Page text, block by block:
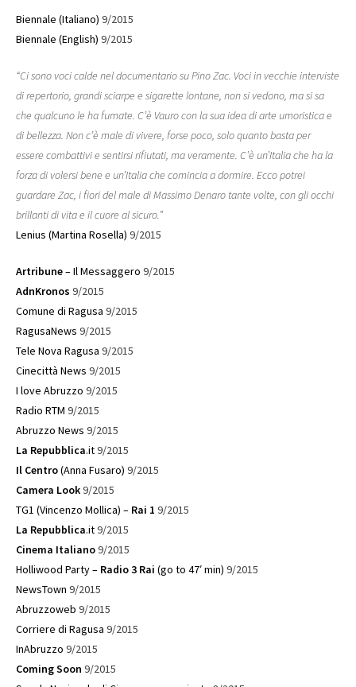
Biennale (Italiano) 9/2015
Biennale (English) 9/2015
“Ci sono voci calde nel documentario su Pino Zac. Voci in vecchie interviste
di repertorio, grandi sciarpe e sigarette lontane, non si vedono, ma si sa
che qualcuno le ha fumate. C’è Vauro con la sua idea di arte umoristica e
di bellezza. Non c’è male di vivere, forse poco, solo quanto basta per
essere combattivi e sentirsi rifiutati, ma veramente. C’è un’Italia che ha la
forza di volersi bene e un’Italia che comincia a dormire. Ecco potrei
guardare Zac, i fiori del male di Massimo Denaro tante volte, con gli occhi
brillanti di vita e il cuore al sicuro.”
Lenius (Martina Rosella) 9/2015
Artribune– Il Messaggero 9/2015
AdnKronos 9/2015
Comune di Ragusa 9/2015
RagusaNews 9/2015
Tele Nova Ragusa 9/2015
Cinecittà News 9/2015
I love Abruzzo 9/2015
Radio RTM 9/2015
Abruzzo News 9/2015
La Repubblica.it9/2015
Il Centro(Anna Fusaro) 9/2015
Camera Look9/2015
TG1 (Vincenzo Mollica) – Rai 1 9/2015
La Repubblica.it9/2015
Cinema Italiano9/2015
Holliwood Party – Radio 3 Rai (go to 47′ min) 9/2015
NewsTown 9/2015
Abruzzoweb 9/2015
Corriere di Ragusa 9/2015
InAbruzzo 9/2015
Coming Soon 9/2015